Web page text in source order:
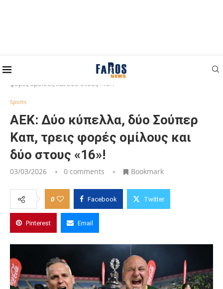
Home
ΑΕΚ: Δύο κύπελλα, δύο Σούπερ Καπ, τρεις
φορές ομίλους και δύο στους «16»!
Sports
ΑΕΚ: Δύο κύπελλα, δύο Σούπερ
Καπ, τρεις φορές ομίλους και
δύο στους «16»!
03/03/2026 0 comments Bookmark
0 Facebook Twitter
Pinterest Email